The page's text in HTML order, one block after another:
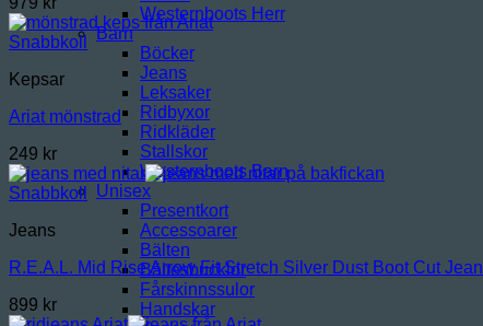
Westernboots Herr
Barn
Böcker
Jeans
Leksaker
Ridbyxor
Ridkläder
Stallskor
Westernboots Barn
Unisex
Presentkort
Accessoarer
Bälten
Bältesbucklor
Fårskinnssulor
Handskar
Snabbkoll
Kepsar
Ariat mönstrad
249 kr
Snabbkoll
Jeans
R.E.A.L. Mid Rise Arrow Fit Stretch Silver Dust Boot Cut Jean
899 kr